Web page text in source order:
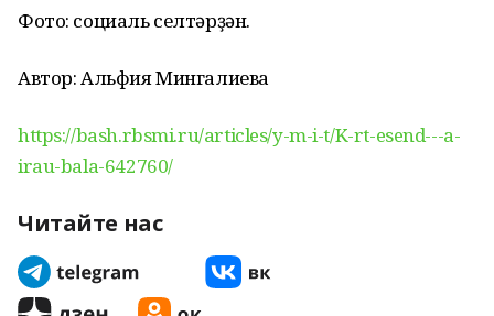
Фото: социаль селтәрҙән.
Автор: Альфия Мингалиева
https://bash.rbsmi.ru/articles/y-m-i-t/K-rt-esend---a-
irau-bala-642760/
Читайте нас